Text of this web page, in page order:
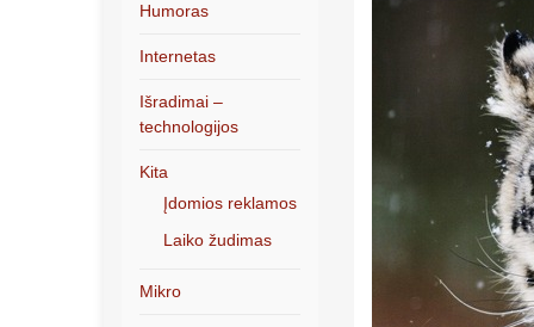
Humoras
Internetas
Išradimai –
technologijos
Kita
Įdomios reklamos
Laiko žudimas
Mikro